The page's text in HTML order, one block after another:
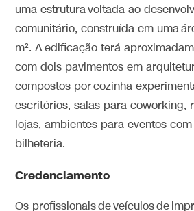
uma estrutura voltada ao
comunitário, construída em uma
m². A edificação terá
com dois pavimentos em
compostos por cozinha
escritórios, salas para coworking,
lojas, ambientes para eventos
bilheteria.
Credenciamento
Os profissionais de veículos de